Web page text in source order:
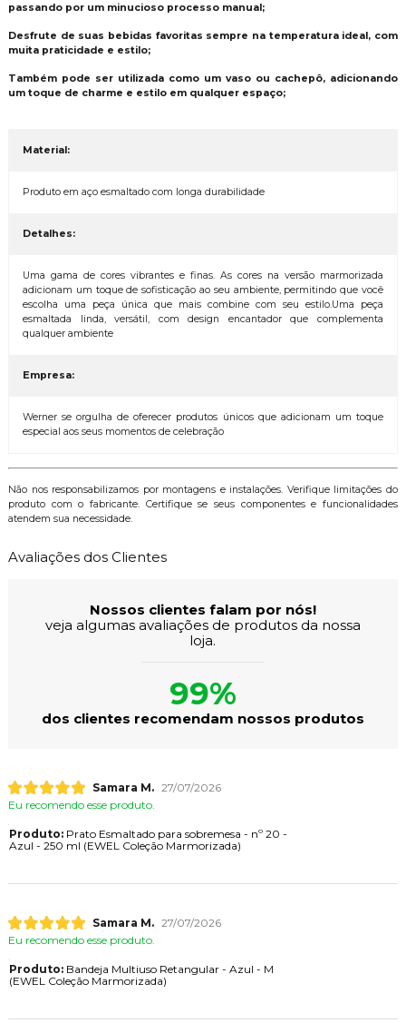
passando por um minucioso processo manual;
Desfrute de suas bebidas favoritas sempre na temperatura ideal, com
muita praticidade e estilo;
Também pode ser utilizada como um vaso ou cachepô, adicionando
um toque de charme e estilo em qualquer espaço;
Material:
Produto em aço esmaltado com longa durabilidade
Detalhes:
Uma gama de cores vibrantes e finas. As cores na versão marmorizada
adicionam um toque de sofisticação ao seu ambiente, permitindo que você
escolha uma peça única que mais combine com seu estilo.Uma peça
esmaltada linda, versátil, com design encantador que complementa
qualquer ambiente
Empresa:
Werner se orgulha de oferecer produtos únicos que adicionam um toque
especial aos seus momentos de celebração
Não nos responsabilizamos por montagens e instalações. Verifique limitações do
produto com o fabricante. Certifique se seus componentes e funcionalidades
atendem sua necessidade.
Avaliações dos Clientes
Nossos clientes falam por nós!
veja algumas avaliações de produtos da nossa
loja.
99%
dos clientes recomendam nossos produtos
Samara M. 27/07/2026
Eu recomendo esse produto.
Produto:Prato Esmaltado para sobremesa - nº 20 -
Azul - 250 ml (EWEL Coleção Marmorizada)
Samara M. 27/07/2026
Eu recomendo esse produto.
Produto:Bandeja Multiuso Retangular - Azul - M
(EWEL Coleção Marmorizada)